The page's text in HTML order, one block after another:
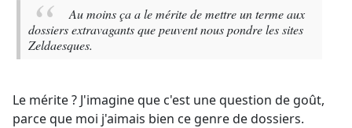
Au moins ça a le mérite de mettre un terme aux
dossiers extravagants que peuvent nous pondre les sites
Zeldaesques.
Le mérite ? J'imagine que c'est une question de goût,
parce que moi j'aimais bien ce genre de dossiers.